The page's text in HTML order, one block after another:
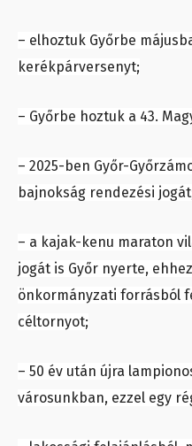
– elhoztuk Győrbe
kerékpárversenyt;
– Győrbe hoztuk a 43.
– 2025-ben Győr-
bajnokság rendezési
– a kajak-kenu maraton
jogát is Győr nyerte,
önkormányzati forrásból
céltornyot;
– 50 év után újra
városunkban, ezzel egy